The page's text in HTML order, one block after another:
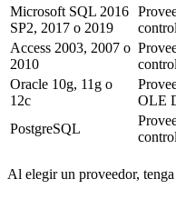
Microsoft SQL 2016
SP2, 2017 o 2019
Access 2003, 2007 o
2010
Oracle 10g, 11g o
12c
OLE
PostgreSQL
Al elegir un proveedor,